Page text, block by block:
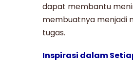
dapat membantu
membuatnya menjadi
tugas.
Inspirasi dalam